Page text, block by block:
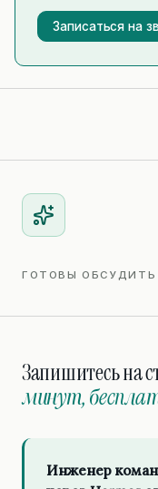
Записаться на
ГОТОВЫ ОБСУДИТЬ
Запишитесь на
минут,
Инженер